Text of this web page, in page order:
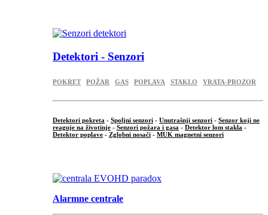
Detektori - Senzori
POKRET POŽAR GAS POPLAVA STAKLO VRATA-PROZOR
Detektori pokreta - Spoljni senzori - Unutrašnji senzori - Senzor koji ne
reaguje na životinje - Senzori požara i gasa - Detektor lom stakla -
Detektor poplave - Zglobni nosači - MUK magnetni senzori
Alarmne centrale